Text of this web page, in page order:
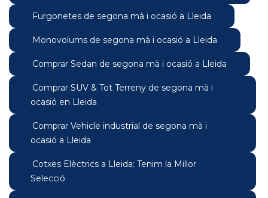
Furgonetes de segona mà i ocasió a Lleida
Monovolums de segona mà i ocasió a Lleida
Comprar Sedan de segona mà i ocasió a Lleida
Comprar SUV & Tot Terreny de segona mà i
ocasió en Lleida
Comprar Vehicle industrial de segona mà i
ocasió a Lleida
Cotxes Elèctrics a Lleida: Tenim la Millor
Selecció